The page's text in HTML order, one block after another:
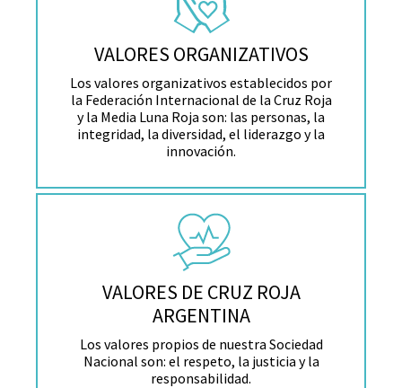
VALORES ORGANIZATIVOS
Los valores organizativos establecidos por
la Federación Internacional de la Cruz Roja
y la Media Luna Roja son: las personas, la
integridad, la diversidad, el liderazgo y la
innovación.
VALORES DE CRUZ ROJA
ARGENTINA
Los valores propios de nuestra Sociedad
Nacional son: el respeto, la justicia y la
responsabilidad.